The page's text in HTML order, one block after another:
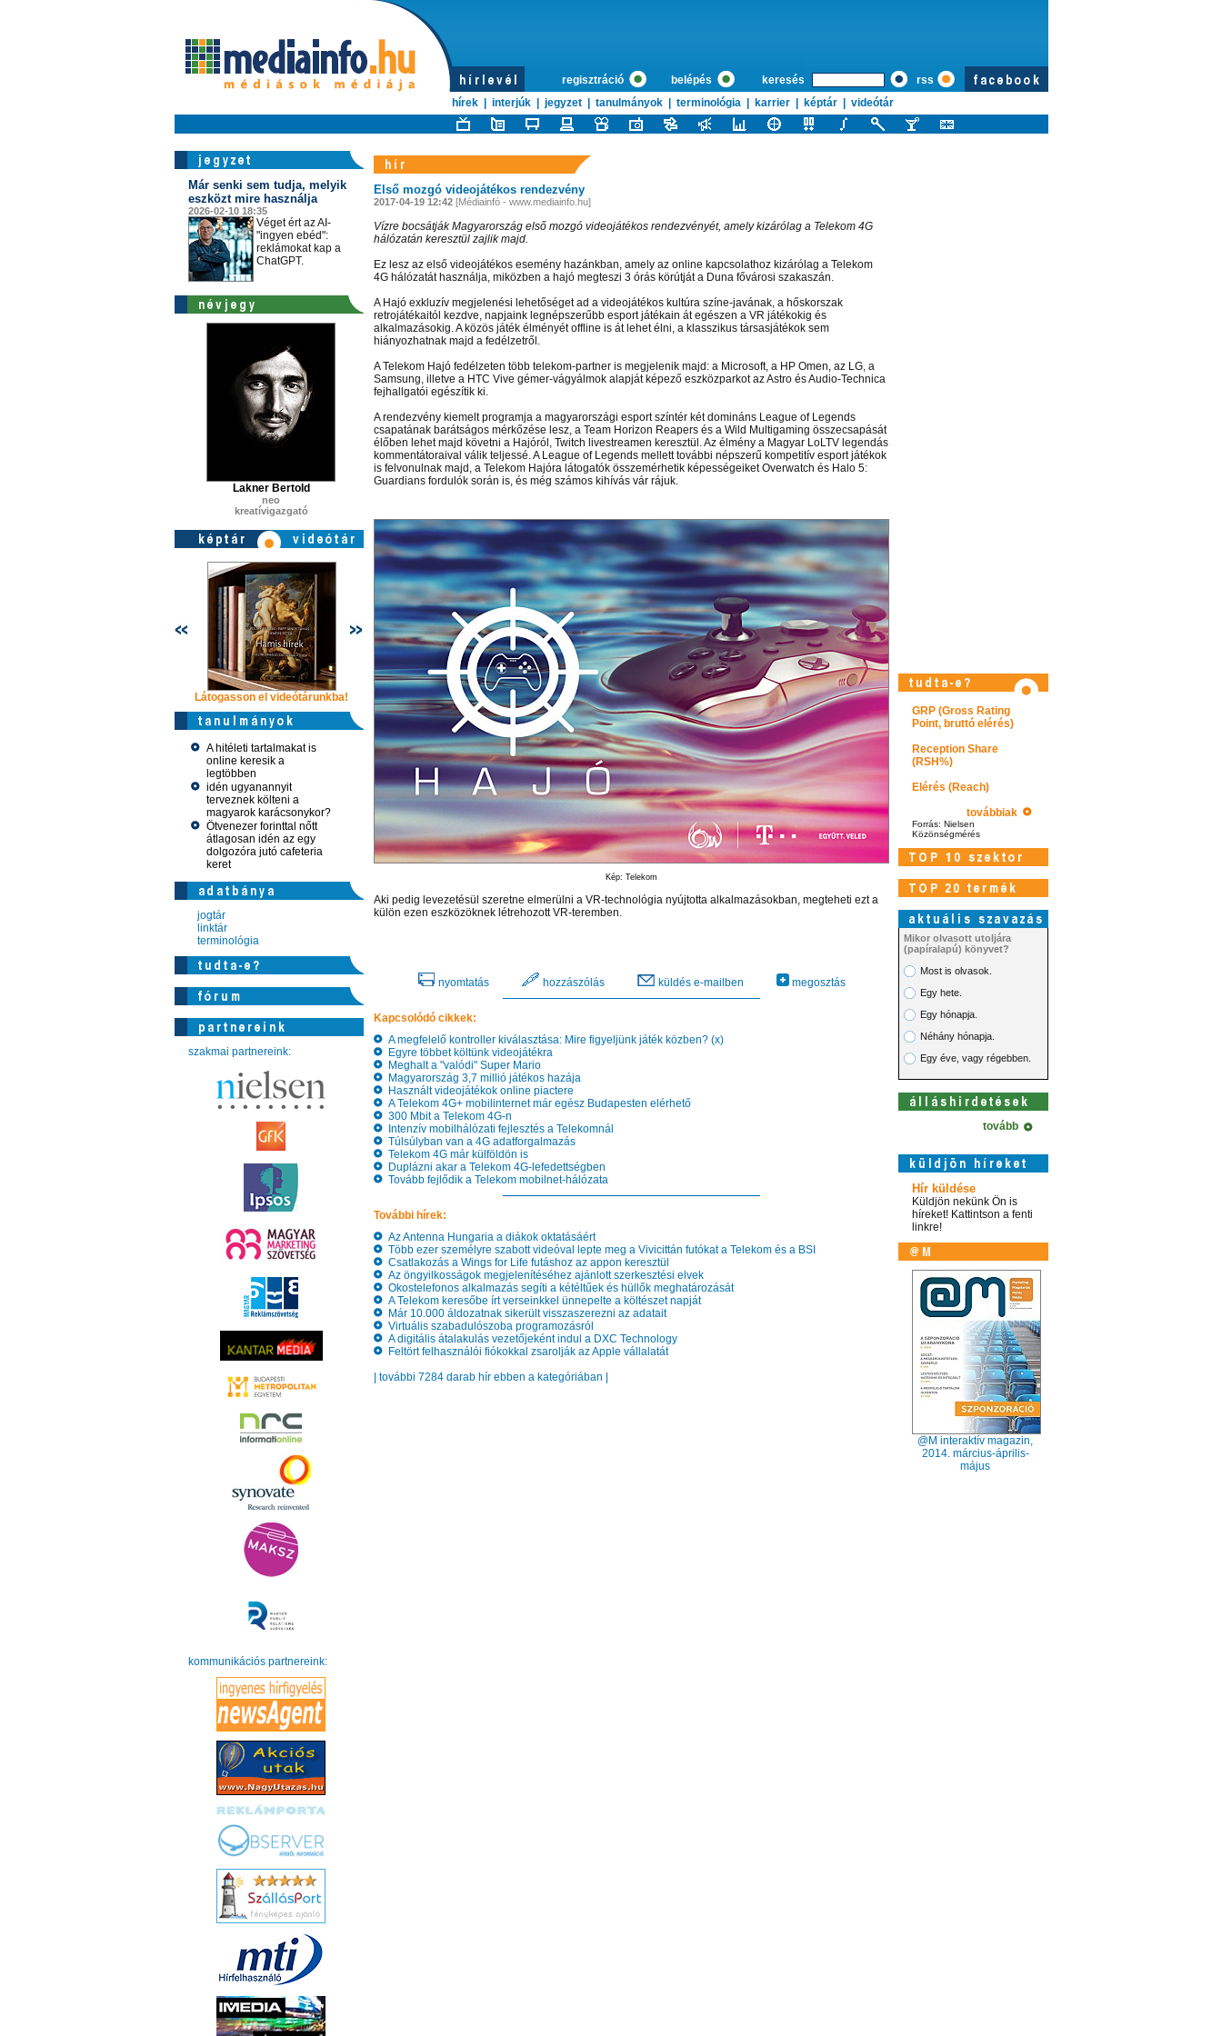
regisztráció belépés keresés
rss
hírek
interjúk jegyzet tanulmányok terminológia karrier képtár videótár
Már senki sem tudja, melyik
eszközt mire használja
2026-02-10 18:35
Véget ért az AI-
"ingyen ebéd":
reklámokat kap a
ChatGPT.
Lakner Bertold
neo
kreatívigazgató
Látogasson el videótárunkba! Látogasson el videótárunkba!Látogasson el videótárunkba! Látogasson el videótárunkba!Látogasson el videótárunkba!
A hitéleti tartalmakat is
online keresik a
legtöbben
idén ugyanannyit
terveznek költeni a
magyarok karácsonykor?
Ötvenezer forinttal nőtt
átlagosan idén az egy
dolgozóra jutó cafeteria
keret
jogtár
linktár
terminológia
szakmai partnereink:
kommunikációs partnereink:
Első mozgó videojátékos rendezvény
2017-04-19 12:42[Médiainfó - www.mediainfo.hu]
Vízre bocsátják Magyarország első mozgó videojátékos rendezvényét, amely kizárólag a Telekom 4G
hálózatán keresztül zajlik majd.
Ez lesz az első videojátékos esemény hazánkban, amely az online kapcsolathoz kizárólag a Telekom
4G hálózatát használja, miközben a hajó megteszi 3 órás körútját a Duna fővárosi szakaszán.
A Hajó exkluzív megjelenési lehetőséget ad a videojátékos kultúra színe-javának, a hőskorszak
retrojátékaitól kezdve, napjaink legnépszerűbb esport játékain át egészen a VR játékokig és
alkalmazásokig. A közös játék élményét offline is át lehet élni, a klasszikus társasjátékok sem
hiányozhatnak majd a fedélzetről.
A Telekom Hajó fedélzeten több telekom-partner is megjelenik majd: a Microsoft, a HP Omen, az LG, a
Samsung, illetve a HTC Vive gémer-vágyálmok alapját képező eszközparkot az Astro és Audio-Technica
fejhallgatói egészítik ki.
A rendezvény kiemelt programja a magyarországi esport színtér két domináns League of Legends
csapatának barátságos mérkőzése lesz, a Team Horizon Reapers és a Wild Multigaming összecsapását
élőben lehet majd követni a Hajóról, Twitch livestreamen keresztül. Az élmény a Magyar LoLTV legendás
kommentátoraival válik teljessé. A League of Legends mellett további népszerű kompetitív esport játékok
is felvonulnak majd, a Telekom Hajóra látogatók összemérhetik képességeiket Overwatch és Halo 5:
Guardians fordulók során is, és még számos kihívás vár rájuk.
Kép: Telekom
Aki pedig levezetésül szeretne elmerülni a VR-technológia nyújtotta alkalmazásokban, megteheti ezt a
külön ezen eszközöknek létrehozott VR-teremben.
nyomtatás hozzászólás küldés e-mailben megosztás
Kapcsolódó cikkek:
A megfelelő kontroller kiválasztása: Mire figyeljünk játék közben? (x)
Egyre többet költünk videojátékra
Meghalt a "valódi" Super Mario
Magyarország 3,7 millió játékos hazája
Használt videojátékok online piactere
A Telekom 4G+ mobilinternet már egész Budapesten elérhető
300 Mbit a Telekom 4G-n
Intenzív mobilhálózati fejlesztés a Telekomnál
Túlsúlyban van a 4G adatforgalmazás
Telekom 4G már külföldön is
Duplázni akar a Telekom 4G-lefedettségben
Tovább fejlődik a Telekom mobilnet-hálózata
További hírek:
Az Antenna Hungaria a diákok oktatásáért
Több ezer személyre szabott videóval lepte meg a Vivicittán futókat a Telekom és a BSI
Csatlakozás a Wings for Life futáshoz az appon keresztül
Az öngyilkosságok megjelenítéséhez ajánlott szerkesztési elvek
Okostelefonos alkalmazás segíti a kétéltűek és hüllők meghatározását
A Telekom keresőbe írt verseinkkel ünnepelte a költészet napját
Már 10.000 áldozatnak sikerült visszaszerezni az adatait
Virtuális szabadulószoba programozásról
A digitális átalakulás vezetőjeként indul a DXC Technology
Feltört felhasználói fiókokkal zsarolják az Apple vállalatát
| további 7284 darab hír ebben a kategóriában |
GRP (Gross Rating
Point, bruttó elérés)
Reception Share
(RSH%)
Elérés (Reach)
továbbiak
Forrás: Nielsen
Közönségmérés
Mikor olvasott utoljára
(papíralapú) könyvet?
Most is olvasok.
Egy hete.
Egy hónapja.
Néhány hónapja.
Egy éve, vagy régebben.
tovább
Hír küldése
Küldjön nekünk Ön is
híreket! Kattintson a fenti
linkre!
@M interaktív magazin,
2014. március-április-
május